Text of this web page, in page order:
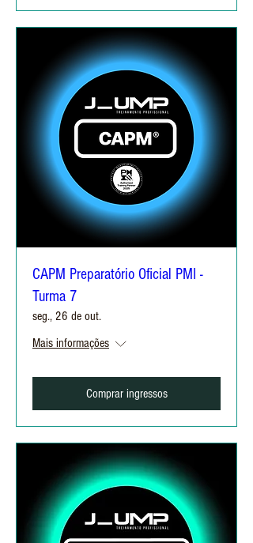
CAPM Preparatório Oficial PMI -
Turma 7
seg., 26 de out.
Mais informações
Comprar ingressos